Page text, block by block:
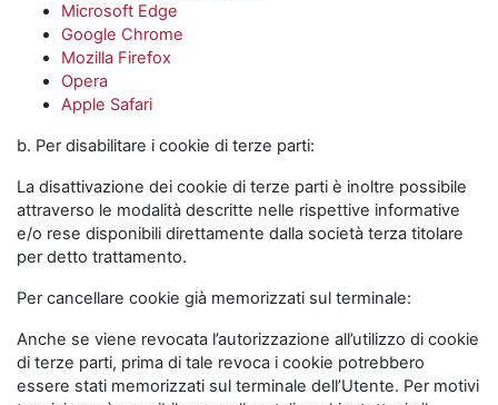
Microsoft Edge
Google Chrome
Mozilla Firefox
Opera
Apple Safari
b. Per disabilitare i cookie di terze parti:
La disattivazione dei cookie di terze parti è inoltre possibile
attraverso le modalità descritte nelle rispettive informative
e/o rese disponibili direttamente dalla società terza titolare
per detto trattamento.
Per cancellare cookie già memorizzati sul terminale:
Anche se viene revocata l’autorizzazione all’utilizzo di cookie
di terze parti, prima di tale revoca i cookie potrebbero
essere stati memorizzati sul terminale dell’Utente. Per motivi